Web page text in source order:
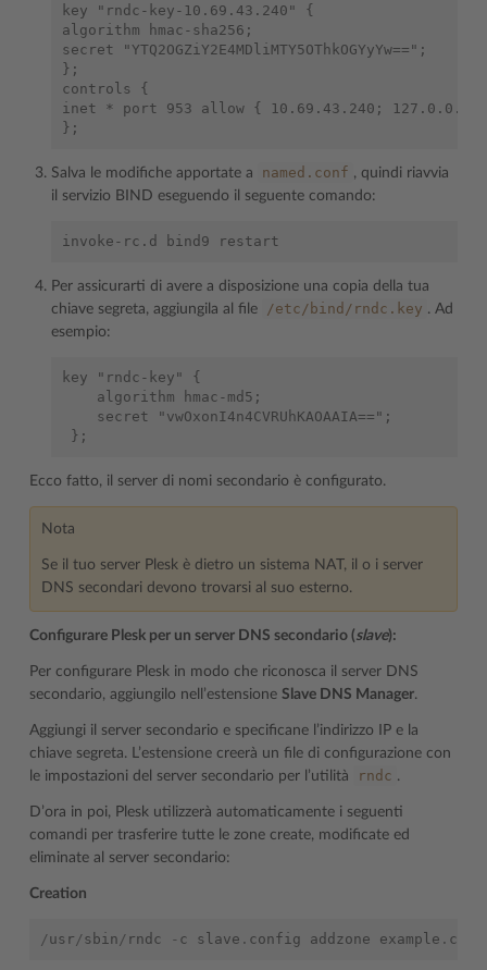
key "rndc-key-10.69.43.240" {
algorithm hmac-sha256;
secret "YTQ2OGZiY2E4MDliMTY5OThkOGYyYw==";
};
controls {
inet * port 953 allow { 10.69.43.240;
Salva le modifiche apportate a named.conf , quindi riavvia
il servizio BIND eseguendo il seguente comando:
Per assicurarti di avere a disposizione una copia della tua
chiave segreta, aggiungila al file
/etc/bind/rndc.key . Ad
esempio:
key "rndc-key" {
    algorithm hmac-md5;
    secret "vwOxonI4n4CVRUhKAOAAIA==";
Ecco fatto, il server di nomi secondario è configurato.
Nota
Se il tuo server Plesk è dietro un sistema NAT, il o i server
DNS secondari devono trovarsi al suo esterno.
Configurare Plesk per un server DNS secondario (slave):
Per configurare Plesk in modo che riconosca il server DNS
secondario, aggiungilo nell’estensione Slave DNS Manager.
Aggiungi il server secondario e specificane l’indirizzo IP e la
chiave segreta. L’estensione creerà un file di configurazione con
le impostazioni del server secondario per l’utilità
rndc .
D’ora in poi, Plesk utilizzerà automaticamente i seguenti
comandi per trasferire tutte le zone create, modificate ed
eliminate al server secondario:
Creation
/usr /sbin / rndc - c slave . config addzone example . com